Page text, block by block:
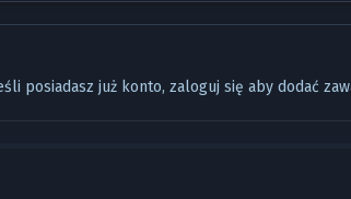
posiadasz już konto,zaloguj się aby dodać